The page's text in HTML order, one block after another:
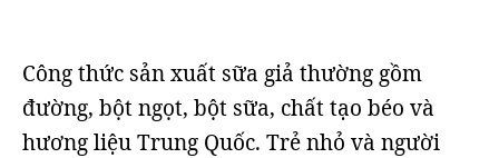
Công thức sản xuất sữa giả thường gồm
đường, bột ngọt, bột sữa, chất tạo béo và
hương liệu Trung Quốc. Trẻ nhỏ và người